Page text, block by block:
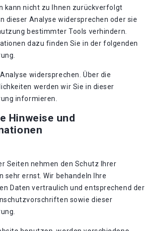
kann nicht zu Ihnen zurückverfolgt
dieser Analyse widersprechen oder sie
bestimmter Tools verhindern.
dazu finden Sie in der folgenden
widersprechen. Über die
werden wir Sie in dieser
informieren.
Hinweise und
Seiten nehmen den Schutz Ihrer
sehr ernst. Wir behandeln Ihre
Daten vertraulich und entsprechend der
sowie dieser